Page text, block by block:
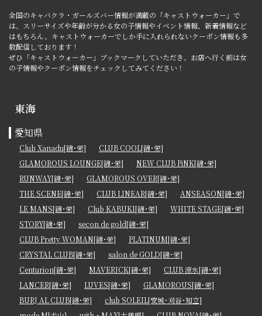
全国のキャバクラ・ガールズバー情報が満載の「キャストウォーカー」で
は、スリーサイズや年齢が分かる女の子情報やイベント情報、新着情報など
はもちろん、キャストウォーカーでしか手に入れられないクーポン情報も多
数配信しております！
ぜひ「キャストウォーカー」ブックマークしていただき、お店へ行く前は女
の子情報やクーポン情報をチェックしてみてください！
東海
愛知県
Club Xanadu[錦･栄]
CLUB COOL[錦･栄]
GLAMOROUS LOUNGE[錦･栄]
NEW CLUB PiNK[錦･栄]
RUNWAY[錦･栄]
GLAMOROUS OVER[錦･栄]
THE SCENE[錦･栄]
CLUB LINEAR[錦･栄]
ANSEASON[錦･栄]
LE MANS[錦･栄]
Club KABUKI[錦･栄]
WHITE STAGE[錦･栄]
STORY[錦･栄]
secon de gold[錦･栄]
CLUB Pretty WOMAN[錦･栄]
PLATINUM[錦･栄]
CRYSTAL CLUB[錦･栄]
salon de GOLD[錦･栄]
Centurion[錦･栄]
MAVERICK[錦･栄]
CLUB 涼水[錦･栄]
LANCER[錦･栄]
LUVES[錦･栄]
GLAMOROUS[錦･栄]
BURJ AL CLUB[錦･栄]
club SOLEIL[安城･刈谷･知立]